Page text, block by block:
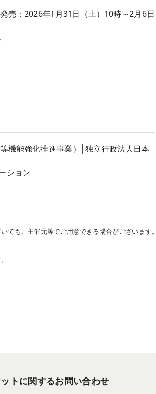
売：2026年1月31日（土）10時～2月6日
機能強化推進事業）│独立行政法人日本
ション
ても、主催元等でご用意できる場合がございます
トに関するお問い合わせ